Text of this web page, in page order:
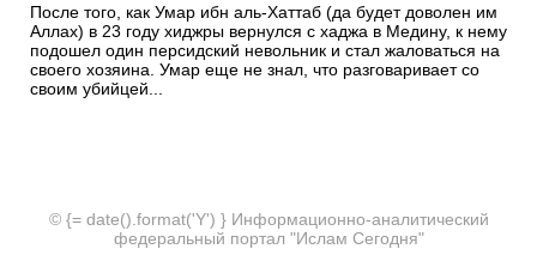
После того, как Умар ибн аль-Хаттаб (да будет доволен им
Аллах) в 23 году хиджры вернулся с хаджа в Медину, к нему
подошел один персидский невольник и стал жаловаться на
своего хозяина. Умар еще не знал, что разговаривает со
своим убийцей...
© {= date().format('Y') } Информационно-аналитический
федеральный портал "Ислам Сегодня"